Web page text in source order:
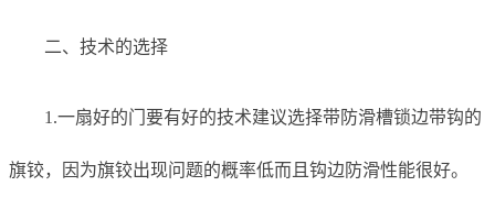
二、技术的选择
1.一扇好的门要有好的技术建议选择带防滑槽锁边带钩的
旗铰，因为旗铰出现问题的概率低而且钩边防滑性能很好。